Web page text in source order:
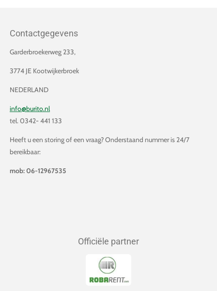
Contactgegevens
Garderbroekerweg 233,
3774 JE Kootwijkerbroek
NEDERLAND
info@burito.nl
tel. 0342- 441 133
Heeft u een storing of een vraag? Onderstaand nummer is 24/7
bereikbaar:
mob: 06-12967535
Officiële partner